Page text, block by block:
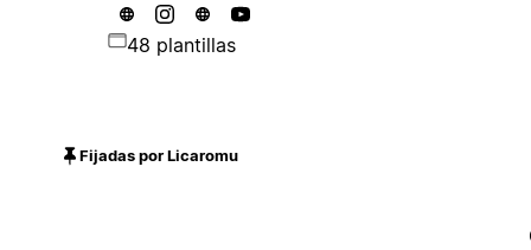
48 plantillas
Fijadas por Licaromu